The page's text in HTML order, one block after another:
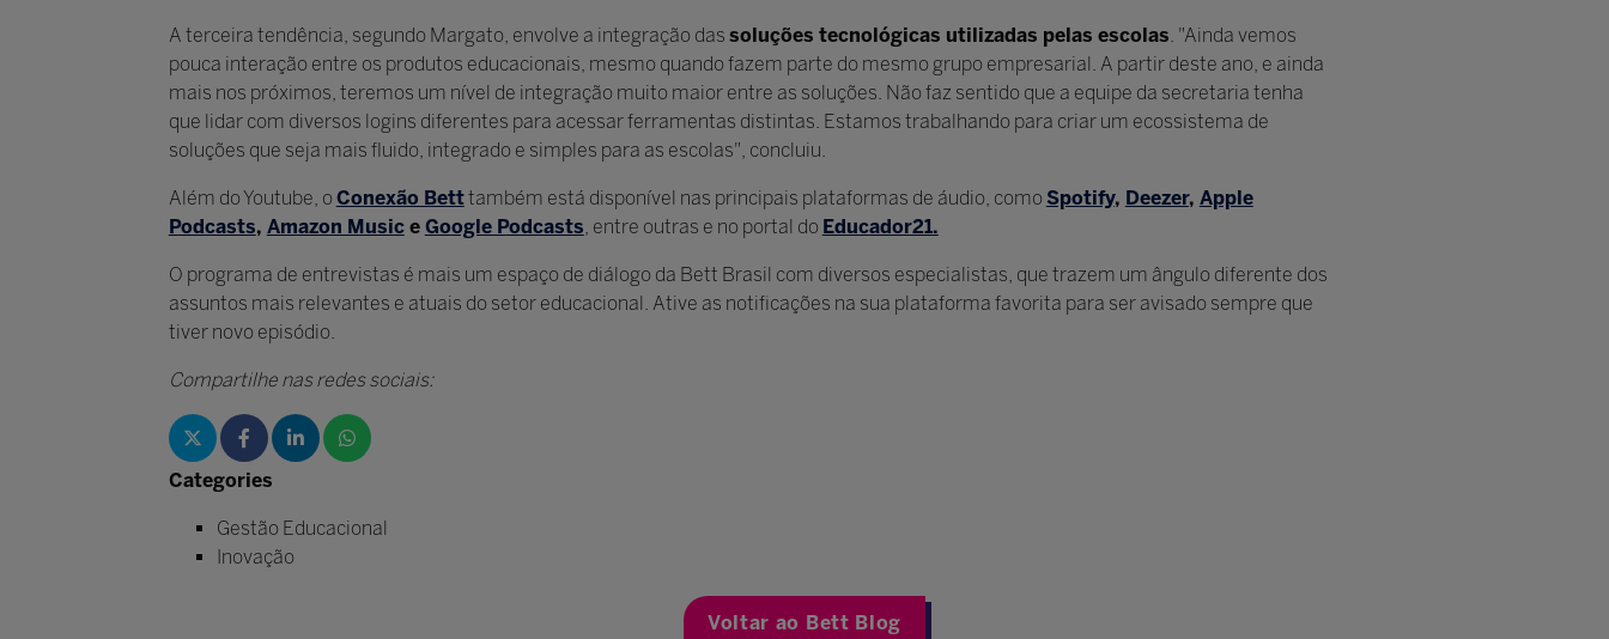
A terceira tendência, segundo Margato, envolve a integração das soluções tecnológicas utilizadas pelas escolas. "Ainda vemos
pouca interação entre os produtos educacionais, mesmo quando fazem parte do mesmo grupo empresarial. A partir deste ano, e ainda
mais nos próximos, teremos um nível de integração muito maior entre as soluções. Não faz sentido que a equipe da secretaria tenha
que lidar com diversos logins diferentes para acessar ferramentas distintas. Estamos trabalhando para criar um ecossistema de
soluções que seja mais fluido, integrado e simples para as escolas", concluiu.
Além do Youtube, oConexão Betttambém está disponível nas principais plataformas de áudio, como Spotify, Deezer, Apple
Podcasts, Amazon Musice Google Podcasts, entre outras e no portal do Educador21.
O programa de entrevistas é mais um espaço de diálogo da Bett Brasil com diversos especialistas, que trazem um ângulo diferente dos
assuntos mais relevantes e atuais do setor educacional. Ative as notificações na sua plataforma favorita para ser avisado sempre que
tiver novo episódio.
Compartilhe nas redes sociais:
Categories
Gestão Educacional
Inovação
Voltar ao Bett Blog